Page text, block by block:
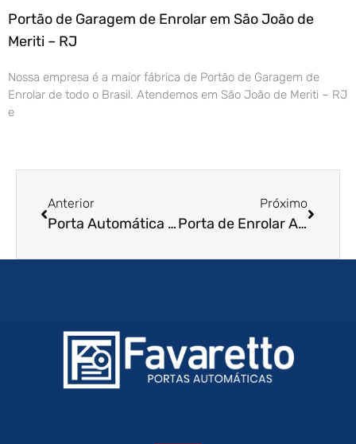
Portão de Garagem de Enrolar em São João de
Meriti – RJ
Nossa empresa é a maior fábrica de Portão de Garagem de
Enrolar de todo o Brasil. Atendemos em São João de Meriti – RJ
e
Anterior
Porta Automática de Enrolar em Rio Branco – AC
Próximo
Porta de Enrolar Automática em Lorena – SP